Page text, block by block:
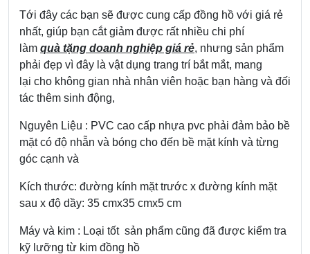
Tới đây các bạn sẽ được cung cấp đồng hồ với giá rẻ
nhất, giúp bạn cắt giảm được rất nhiều chi phí
làm quà tặng doanh nghiệp giá rẻ, nhưng sản phẩm
phải đẹp vì đây là vật dụng trang trí bắt mắt, mang
lại cho không gian nhà nhân viên hoặc bạn hàng và đối
tác thêm sinh động,
Nguyên Liệu : PVC cao cấp nhựa pvc phải đảm bảo bề
mặt có độ nhẵn và bóng cho đến bề mặt kính và từng
góc cạnh và
Kích thước: đường kính mặt trước x đường kính mặt
sau x độ dầy: 35 cmx35 cmx5 cm
Máy và kim : Loại tốt sản phẩm cũng đã được kiểm tra
kỹ lưỡng từ kim đồng hồ